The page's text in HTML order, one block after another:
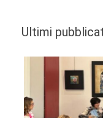
Ultimi